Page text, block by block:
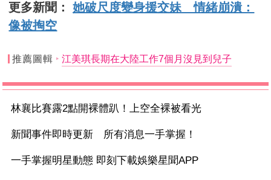
更多新聞：她破尺度變身援交妹 情緒崩潰：
像被掏空
推薦圖輯 江美琪長期在大陸工作7個月沒見到兒子
林襄比賽露2點開裸體趴！上空全裸被看光
新聞事件即時更新 所有消息一手掌握！
一手掌握明星動態 即刻下載娛樂星聞APP